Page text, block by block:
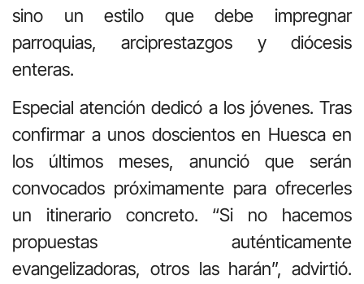
sino un estilo que debe impregnar
parroquias, arciprestazgos y diócesis
enteras.
Especial atención dedicó a los jóvenes. Tras
confirmar a unos doscientos en Huesca en
los últimos meses, anunció que serán
convocados próximamente para ofrecerles
un itinerario concreto. “Si no hacemos
propuestas auténticamente
evangelizadoras, otros las harán”, advirtió.